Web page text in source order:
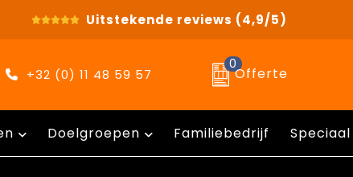
Uitstekende reviews (4,9/5)
+32 (0) 11 48 59 57
0
Offerte
Doelgroepen Familiebedrijf